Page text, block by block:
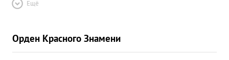
Ещё
Орден Красного Знамени